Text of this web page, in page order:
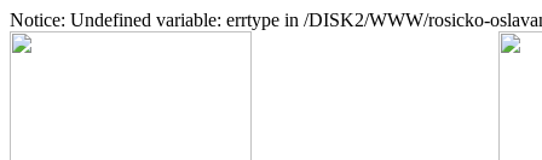
Notice: Undefined variable: errtype in /DISK2/WWW/rosicko-